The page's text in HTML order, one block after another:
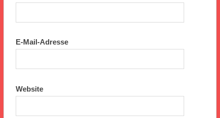
E-Mail-Adresse
Website